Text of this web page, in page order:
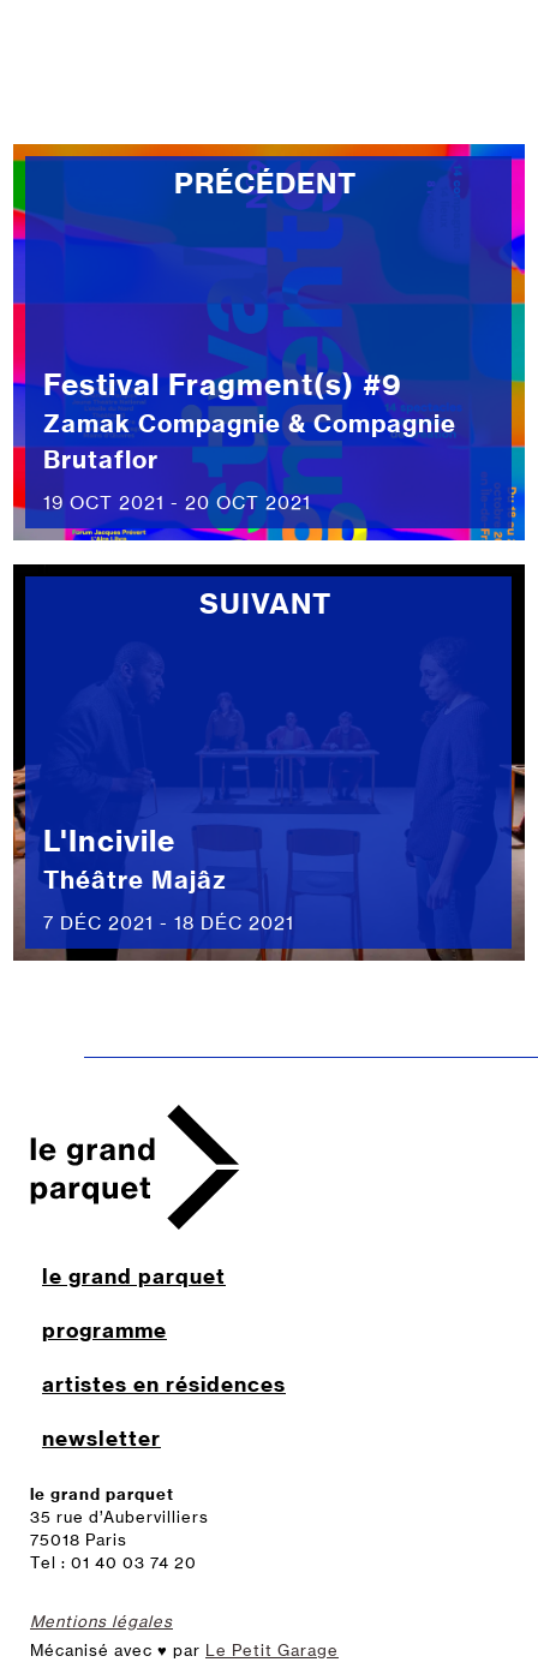
PRÉCÉDENT
Festival Fragment(s) #9
Zamak Compagnie & Compagnie
Brutaflor
19 OCT 2021 - 20 OCT 2021
SUIVANT
L'Incivile
Théâtre Majâz
7 DÉC 2021 - 18 DÉC 2021
le grand parquet
35 rue d’Aubervilliers
75018 Paris
Tel : 01 40 03 74 20
Mentions légales
Mécanisé avec ♥ par Le Petit Garage
le grand parquet
programme
artistes en résidences
newsletter